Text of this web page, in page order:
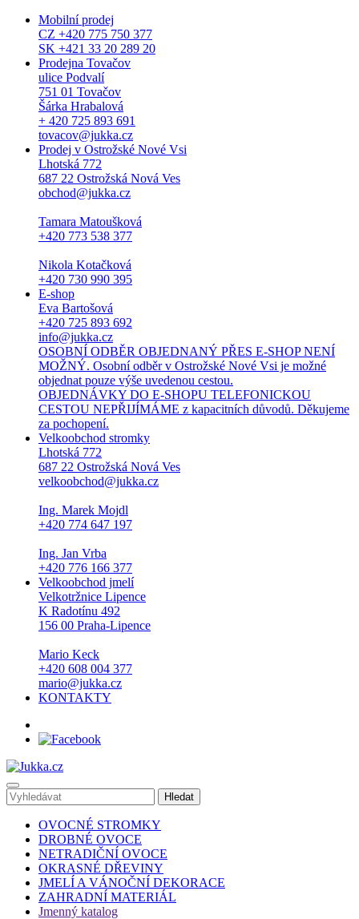
Mobilní prodej
CZ +420 775 750 377
SK +421 33 20 289 20
Prodejna Tovačov
ulice Podvalí
751 01 Tovačov
Šárka Hrabalová
+ 420 725 893 691
tovacov@jukka.cz
Prodej v Ostrožské Nové Vsi
Lhotská 772
687 22 Ostrožská Nová Ves
obchod@jukka.cz
Tamara Matoušková
+420 773 538 377
Nikola Kotačková
+420 730 990 395
E-shop
Eva Bartošová
+420 725 893 692
info@jukka.cz
OSOBNÍ ODBĚR OBJEDNANÝ PŘES E-SHOP NENÍ
MOŽNÝ. Osobní odběr v Ostrožské Nové Vsi je možné
objednat pouze výše uvedenou cestou.
OBJEDNÁVKY DO E-SHOPU TELEFONICKOU
CESTOU NEPŘIJÍMÁME z kapacitních důvodů. Děkujeme
za pochopení.
Velkoobchod stromky
Lhotská 772
687 22 Ostrožská Nová Ves
velkoobchod@jukka.cz
Ing. Marek Mojdl
+420 774 647 197
Ing. Jan Vrba
+420 776 166 377
Velkoobchod jmelí
Velkotržnice Lipence
K Radotínu 492
156 00 Praha-Lipence
Mario Keck
+420 608 004 377
mario@jukka.cz
KONTAKTY
OVOCNÉ STROMKY
DROBNÉ OVOCE
NETRADIČNÍ OVOCE
OKRASNÉ DŘEVINY
JMELÍ A VÁNOČNÍ DEKORACE
ZAHRADNÍ MATERIÁL
Jmenný katalog